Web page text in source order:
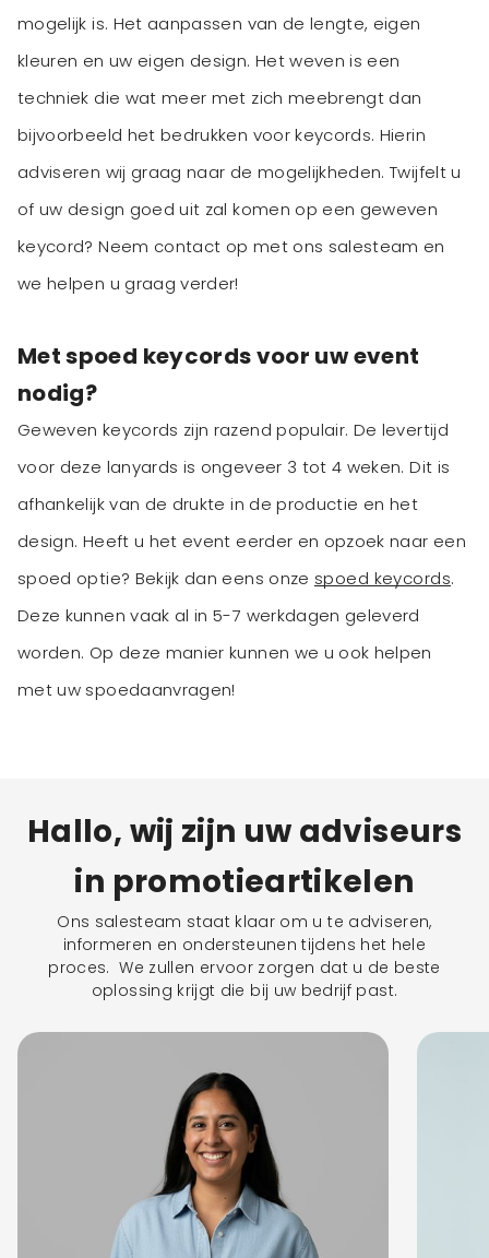
mogelijk is. Het aanpassen van de lengte, eigen
kleuren en uw eigen design. Het weven is een
techniek die wat meer met zich meebrengt dan
bijvoorbeeld het bedrukken voor keycords. Hierin
adviseren wij graag naar de mogelijkheden. Twijfelt u
of uw design goed uit zal komen op een geweven
keycord? Neem contact op met ons salesteam en
we helpen u graag verder!
Met spoed keycords voor uw event
nodig?
Geweven keycords zijn razend populair. De levertijd
voor deze lanyards is ongeveer 3 tot 4 weken. Dit is
afhankelijk van de drukte in de productie en het
design. Heeft u het event eerder en opzoek naar een
spoed optie? Bekijk dan eens onze spoed keycords.
Deze kunnen vaak al in 5-7 werkdagen geleverd
worden. Op deze manier kunnen we u ook helpen
met uw spoedaanvragen!
Hallo, wij zijn uw adviseurs
in promotieartikelen
Ons salesteam staat klaar om u te adviseren,
informeren en ondersteunen tijdens het hele
proces. We zullen ervoor zorgen dat u de beste
oplossing krijgt die bij uw bedrijf past.